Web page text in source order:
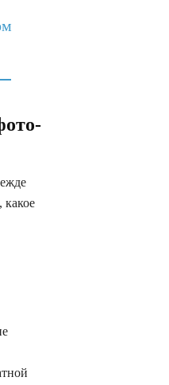
какое